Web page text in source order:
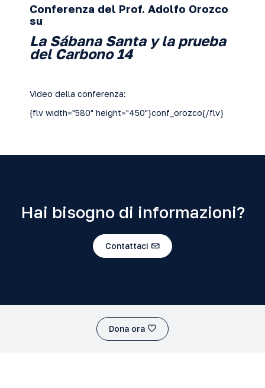
Conferenza del Prof. Adolfo Orozco
su
La Sábana Santa y la prueba
del Carbono 14
Video della conferenza:
{flv width="580" height="450"}conf_orozco{/flv}
Hai bisogno di informazioni?
Contattaci
Dona ora